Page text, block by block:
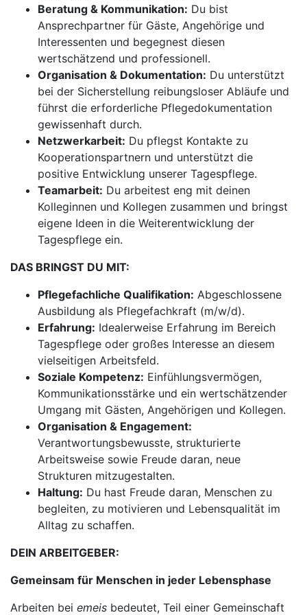
Beratung & Kommunikation: Du bist
Ansprechpartner für Gäste, Angehörige und
Interessenten und begegnest diesen
wertschätzend und professionell.
Organisation & Dokumentation: Du unterstützt
bei der Sicherstellung reibungsloser Abläufe und
führst die erforderliche Pflegedokumentation
gewissenhaft durch.
Netzwerkarbeit: Du pflegst Kontakte zu
Kooperationspartnern und unterstützt die
positive Entwicklung unserer Tagespflege.
Teamarbeit: Du arbeitest eng mit deinen
Kolleginnen und Kollegen zusammen und bringst
eigene Ideen in die Weiterentwicklung der
Tagespflege ein.
DAS BRINGST DU MIT:
Pflegefachliche Qualifikation: Abgeschlossene
Ausbildung als Pflegefachkraft (m/w/d).
Erfahrung: Idealerweise Erfahrung im Bereich
Tagespflege oder großes Interesse an diesem
vielseitigen Arbeitsfeld.
Soziale Kompetenz: Einfühlungsvermögen,
Kommunikationsstärke und ein wertschätzender
Umgang mit Gästen, Angehörigen und Kollegen.
Organisation & Engagement:
Verantwortungsbewusste, strukturierte
Arbeitsweise sowie Freude daran, neue
Strukturen mitzugestalten.
Haltung: Du hast Freude daran, Menschen zu
begleiten, zu motivieren und Lebensqualität im
Alltag zu schaffen.
DEIN ARBEITGEBER:
Gemeinsam für Menschen in jeder Lebensphase
Arbeiten bei emeis bedeutet, Teil einer Gemeinschaft